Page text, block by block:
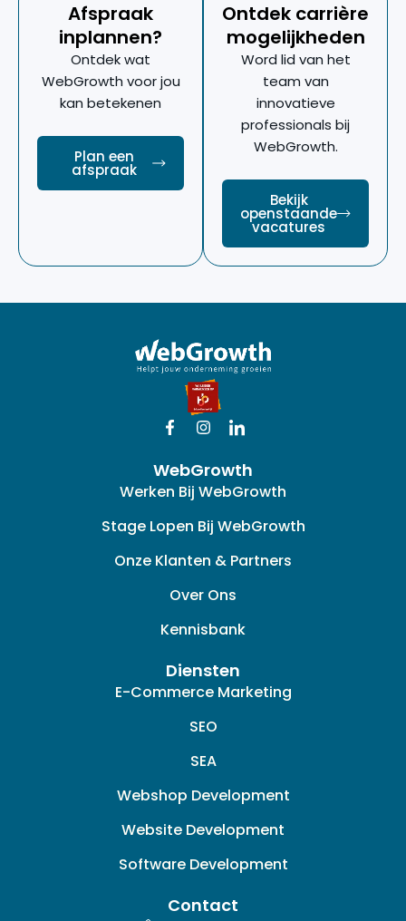
Afspraak
inplannen?
Ontdek wat
WebGrowth voor jou
kan betekenen
Plan een
afspraak
Ontdek carrière
mogelijkheden
Word lid van het
team van
innovatieve
professionals bij
WebGrowth.
Bekijk
openstaande
vacatures
F
a
e
b
o
o
k
f
I
n
t
a
g
r
a
I
c
n
-
l
i
n
e
i
WebGrowth
Werken Bij WebGrowth
Stage Lopen Bij WebGrowth
Onze Klanten & Partners
Over Ons
Kennisbank
Diensten
E-Commerce Marketing
SEO
SEA
Webshop Development
Website Development
Software Development
Contact